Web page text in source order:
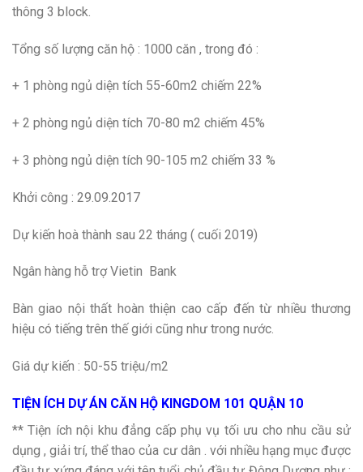
thông 3 block.
Tổng số lượng căn hộ : 1000 căn , trong đó :
+ 1 phòng ngủ diện tích 55-60m2 chiếm 22%
+ 2 phòng ngủ diện tích 70-80 m2 chiếm 45%
+ 3 phòng ngủ diện tích 90-105 m2 chiếm 33 %
Khởi công : 29.09.2017
Dự kiến hoà thành sau 22 tháng ( cuối 2019)
Ngân hàng hỗ trợ Vietin Bank
Bàn giao nội thất hoàn thiện cao cấp đến từ nhiều thương
hiệu có tiếng trên thế giới cũng như trong nước.
Giá dự kiến : 50-55 triệu/m2
TIỆN ÍCH DỰ ÁN CĂN HỘ KINGDOM 101 QUẬN 10
** Tiện ích nội khu đẳng cấp phụ vụ tối ưu cho nhu cầu sử
dụng , giải trí, thể thao của cư dân . với nhiều hạng mục được